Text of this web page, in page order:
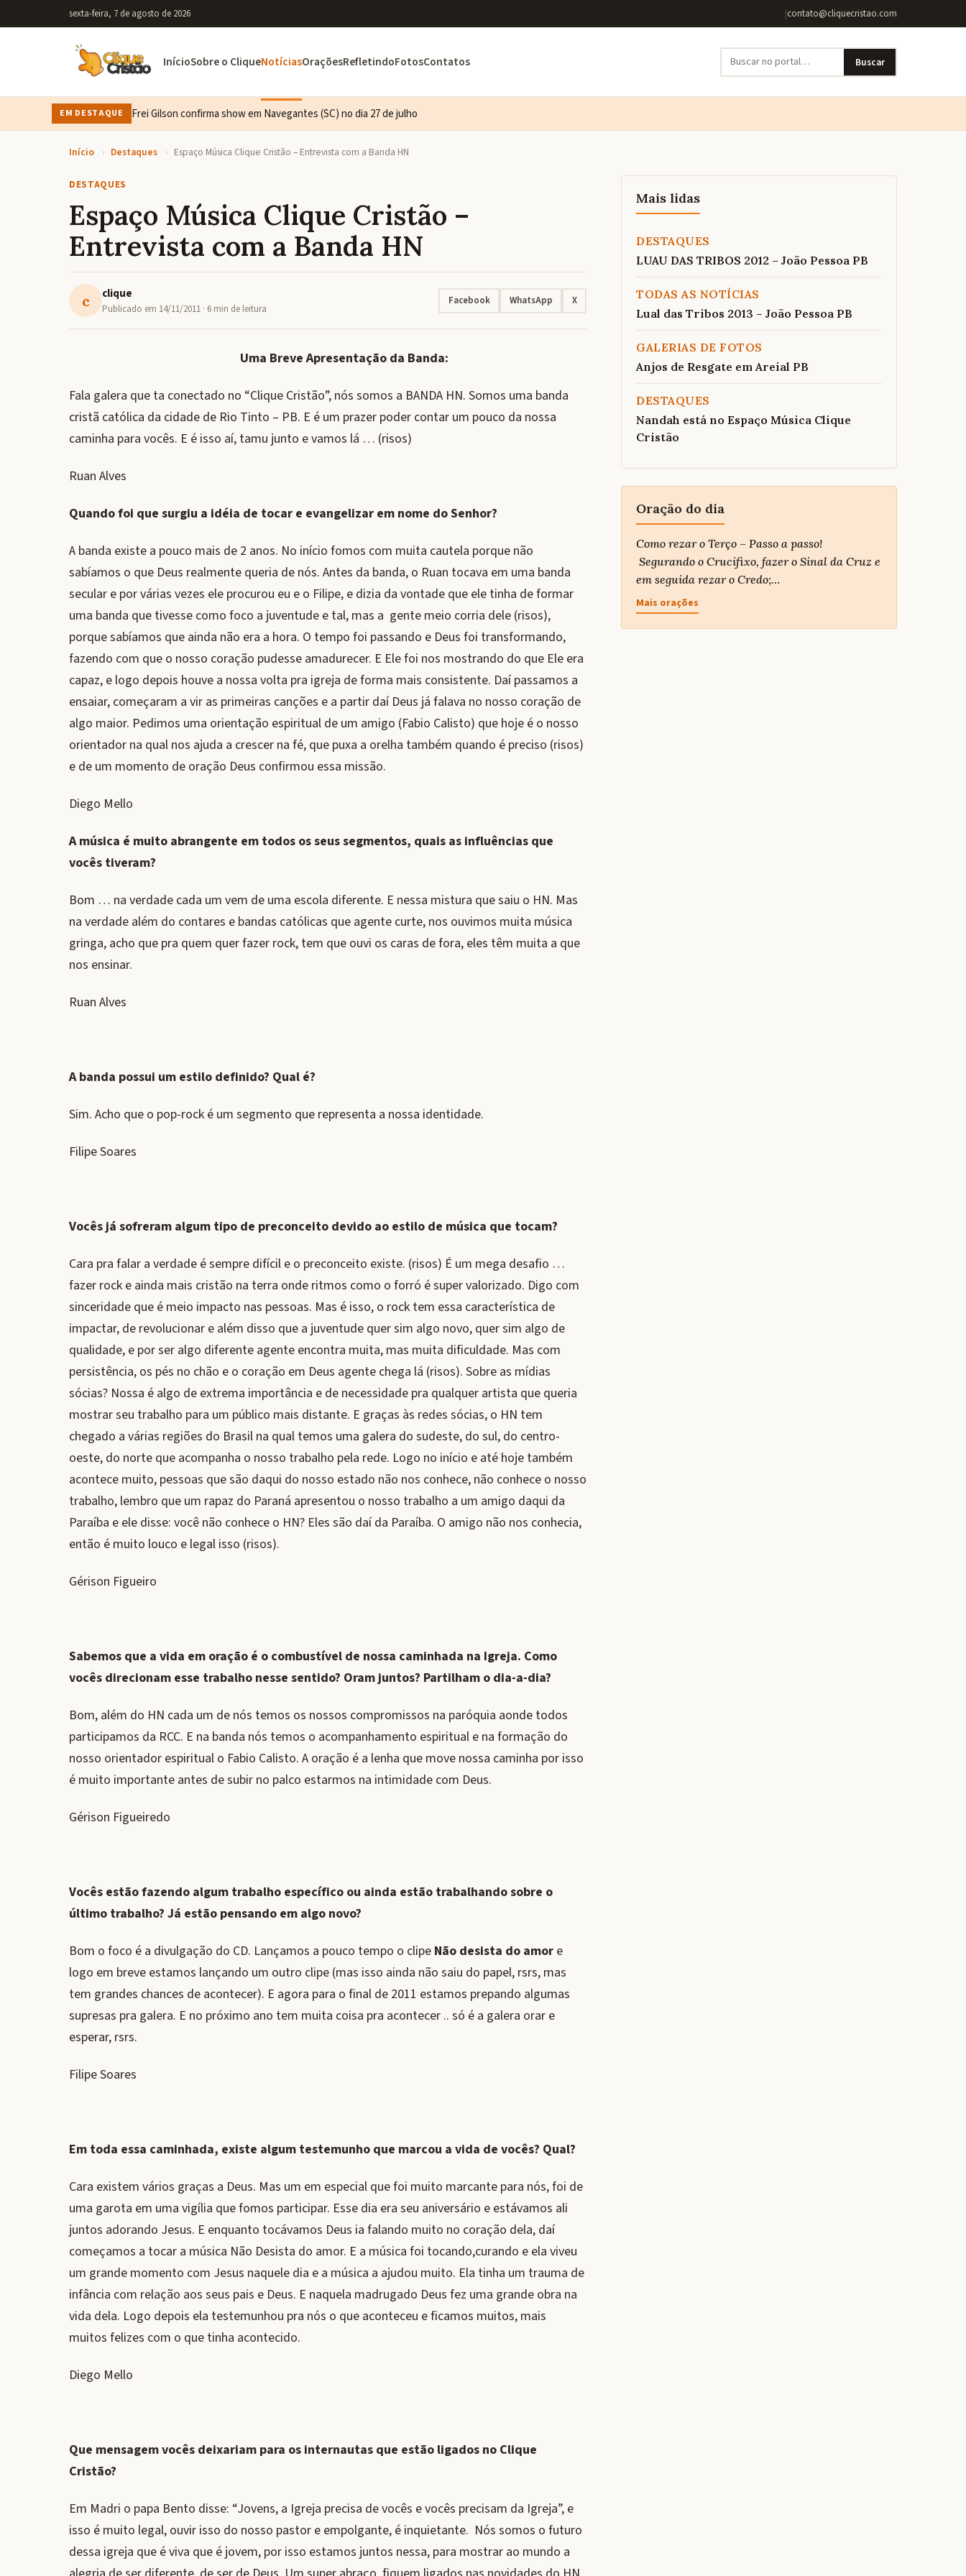
sexta-feira, 7 de agosto de 2026 |contato@cliquecristao.com
InícioSobre o CliqueNotíciasOraçõesRefletindoFotosContatos Buscar
EM DESTAQUE Frei Gilson confirma show em Navegantes (SC) no dia 27 de julho
Início › Destaques › Espaço Música Clique Cristão – Entrevista com a Banda HN
DESTAQUES
Espaço Música Clique Cristão –
Entrevista com a Banda HN
c clique
Publicado em 14/11/2011 · 6 min de leitura
Facebook WhatsApp X
Uma Breve Apresentação da Banda:
Fala galera que ta conectado no “Clique Cristão”, nós somos a BANDA HN. Somos uma banda
cristã católica da cidade de Rio Tinto – PB. E é um prazer poder contar um pouco da nossa
caminha para vocês. E é isso aí, tamu junto e vamos lá … (risos)
Ruan Alves
Quando foi que surgiu a idéia de tocar e evangelizar em nome do Senhor?
A banda existe a pouco mais de 2 anos. No início fomos com muita cautela porque não
sabíamos o que Deus realmente queria de nós. Antes da banda, o Ruan tocava em uma banda
secular e por várias vezes ele procurou eu e o Filipe, e dizia da vontade que ele tinha de formar
uma banda que tivesse como foco a juventude e tal, mas a gente meio corria dele (risos),
porque sabíamos que ainda não era a hora. O tempo foi passando e Deus foi transformando,
fazendo com que o nosso coração pudesse amadurecer. E Ele foi nos mostrando do que Ele era
capaz, e logo depois houve a nossa volta pra igreja de forma mais consistente. Daí passamos a
ensaiar, começaram a vir as primeiras canções e a partir daí Deus já falava no nosso coração de
algo maior. Pedimos uma orientação espiritual de um amigo (Fabio Calisto) que hoje é o nosso
orientador na qual nos ajuda a crescer na fé, que puxa a orelha também quando é preciso (risos)
e de um momento de oração Deus confirmou essa missão.
Diego Mello
A música é muito abrangente em todos os seus segmentos, quais as influências que
vocês tiveram?
Bom … na verdade cada um vem de uma escola diferente. E nessa mistura que saiu o HN. Mas
na verdade além do contares e bandas católicas que agente curte, nos ouvimos muita música
gringa, acho que pra quem quer fazer rock, tem que ouvi os caras de fora, eles têm muita a que
nos ensinar.
Ruan Alves
A banda possui um estilo definido? Qual é?
Sim. Acho que o pop-rock é um segmento que representa a nossa identidade.
Filipe Soares
Vocês já sofreram algum tipo de preconceito devido ao estilo de música que tocam?
Cara pra falar a verdade é sempre difícil e o preconceito existe. (risos) É um mega desafio …
fazer rock e ainda mais cristão na terra onde ritmos como o forró é super valorizado. Digo com
sinceridade que é meio impacto nas pessoas. Mas é isso, o rock tem essa característica de
impactar, de revolucionar e além disso que a juventude quer sim algo novo, quer sim algo de
qualidade, e por ser algo diferente agente encontra muita, mas muita dificuldade. Mas com
persistência, os pés no chão e o coração em Deus agente chega lá (risos). Sobre as mídias
sócias? Nossa é algo de extrema importância e de necessidade pra qualquer artista que queria
mostrar seu trabalho para um público mais distante. E graças às redes sócias, o HN tem
chegado a várias regiões do Brasil na qual temos uma galera do sudeste, do sul, do centro-
oeste, do norte que acompanha o nosso trabalho pela rede. Logo no início e até hoje também
acontece muito, pessoas que são daqui do nosso estado não nos conhece, não conhece o nosso
trabalho, lembro que um rapaz do Paraná apresentou o nosso trabalho a um amigo daqui da
Paraíba e ele disse: você não conhece o HN? Eles são daí da Paraíba. O amigo não nos conhecia,
então é muito louco e legal isso (risos).
Gérison Figueiro
Sabemos que a vida em oração é o combustível de nossa caminhada na Igreja. Como
vocês direcionam esse trabalho nesse sentido? Oram juntos? Partilham o dia-a-dia?
Bom, além do HN cada um de nós temos os nossos compromissos na paróquia aonde todos
participamos da RCC. E na banda nós temos o acompanhamento espiritual e na formação do
nosso orientador espiritual o Fabio Calisto. A oração é a lenha que move nossa caminha por isso
é muito importante antes de subir no palco estarmos na intimidade com Deus.
Gérison Figueiredo
Vocês estão fazendo algum trabalho específico ou ainda estão trabalhando sobre o
último trabalho? Já estão pensando em algo novo?
Bom o foco é a divulgação do CD. Lançamos a pouco tempo o clipe Não desista do amor e
logo em breve estamos lançando um outro clipe (mas isso ainda não saiu do papel, rsrs, mas
tem grandes chances de acontecer). E agora para o final de 2011 estamos prepando algumas
supresas pra galera. E no próximo ano tem muita coisa pra acontecer .. só é a galera orar e
esperar, rsrs.
Filipe Soares
Em toda essa caminhada, existe algum testemunho que marcou a vida de vocês? Qual?
Cara existem vários graças a Deus. Mas um em especial que foi muito marcante para nós, foi de
uma garota em uma vigília que fomos participar. Esse dia era seu aniversário e estávamos ali
juntos adorando Jesus. E enquanto tocávamos Deus ia falando muito no coração dela, daí
começamos a tocar a música Não Desista do amor. E a música foi tocando,curando e ela viveu
um grande momento com Jesus naquele dia e a música a ajudou muito. Ela tinha um trauma de
infância com relação aos seus pais e Deus. E naquela madrugado Deus fez uma grande obra na
vida dela. Logo depois ela testemunhou pra nós o que aconteceu e ficamos muitos, mais
muitos felizes com o que tinha acontecido.
Diego Mello
Que mensagem vocês deixariam para os internautas que estão ligados no Clique
Cristão?
Em Madri o papa Bento disse: “Jovens, a Igreja precisa de vocês e vocês precisam da Igreja”, e
isso é muito legal, ouvir isso do nosso pastor e empolgante, é inquietante. Nós somos o futuro
dessa igreja que é viva que é jovem, por isso estamos juntos nessa, para mostrar ao mundo a
Mais lidas
DESTAQUES
LUAU DAS TRIBOS 2012 – João Pessoa PB
TODAS AS NOTÍCIAS
Lual das Tribos 2013 – João Pessoa PB
GALERIAS DE FOTOS
Anjos de Resgate em Areial PB
DESTAQUES
Nandah está no Espaço Música Clique
Cristão
Oração do dia
Como rezar o Terço – Passo a passo!
Segurando o Crucifixo, fazer o Sinal da Cruz e
em seguida rezar o Credo;…
Mais orações